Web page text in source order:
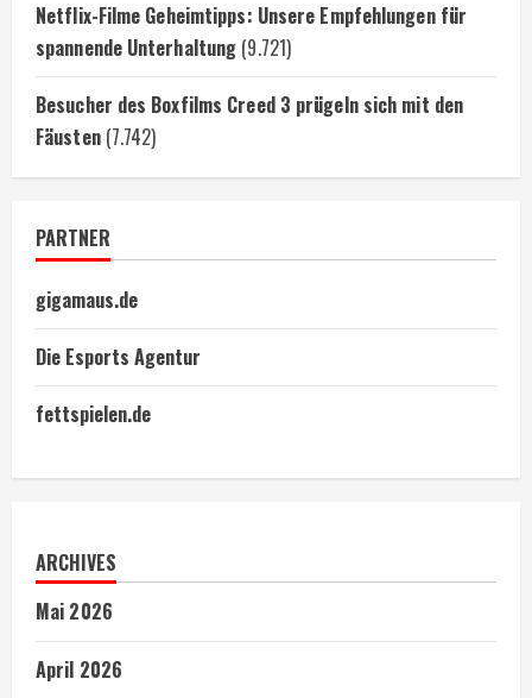
Netflix-Filme Geheimtipps: Unsere Empfehlungen für
spannende Unterhaltung (9.721)
Besucher des Boxfilms Creed 3 prügeln sich mit den
Fäusten (7.742)
PARTNER
gigamaus.de
Die Esports Agentur
fettspielen.de
ARCHIVES
Mai 2026
April 2026